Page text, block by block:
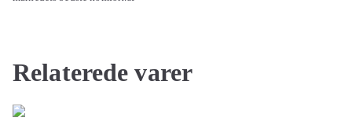
Relaterede varer